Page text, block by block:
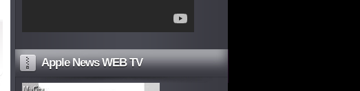
Apple News WEB TV